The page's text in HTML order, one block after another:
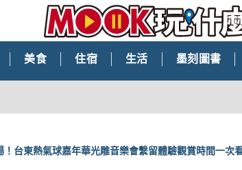
美食 住宿 生活 墨刻圖書
！台東熱氣球嘉年華光雕音樂會繫留體驗觀賞時間一次